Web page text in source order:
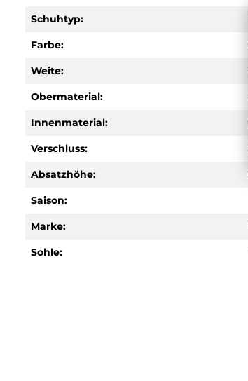
Schuhtyp:
Farbe:
Weite:
Obermaterial:
Innenmaterial:
Verschluss:
Absatzhöhe:
Saison:
Marke:
Sohle: